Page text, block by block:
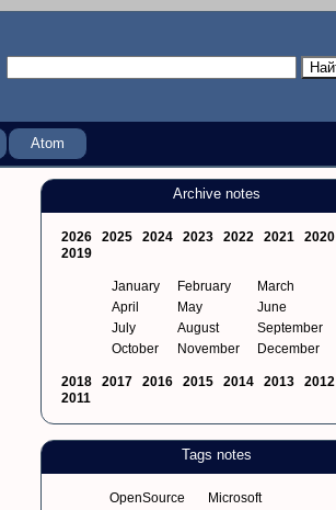
Atom
Archive notes
2026 2025 2024 2023 2022 2021
2020
2019
January February
March
April
May
June
July
August
September
October
November December
2018 2017 2016 2015 2014 2013
2012
2011
Tags notes
OpenSource
Microsoft